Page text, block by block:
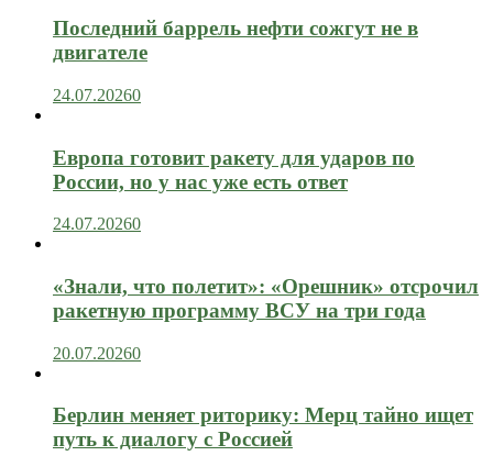
Последний баррель нефти сожгут не в
двигателе
24.07.20260
Европа готовит ракету для ударов по
России, но у нас уже есть ответ
24.07.20260
«Знали, что полетит»: «Орешник» отсрочил
ракетную программу ВСУ на три года
20.07.20260
Берлин меняет риторику: Мерц тайно ищет
путь к диалогу с Россией